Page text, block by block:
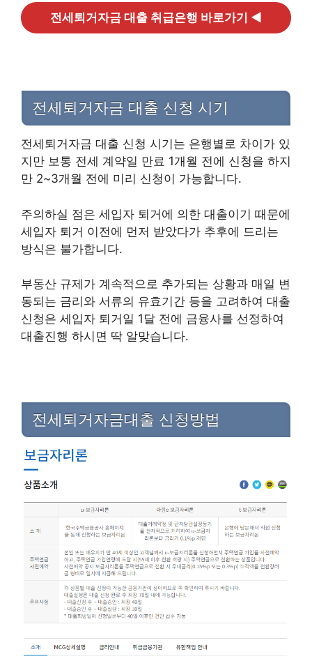
전세퇴거자금 대출 취급은행 바로가기 ◀
​전세퇴거자금 대출 신청 시기
전세퇴거자금 대출 신청 시기는 은행별로 차이가 있
지만 보통 전세 계약일 만료 1개월 전에 신청을 하지
만 2~3개월 전에 미리 신청이 가능합니다.
주의하실 점은 세입자 퇴거에 의한 대출이기 때문에
세입자 퇴거 이전에 먼저 받았다가 추후에 드리는
방식은 불가합니다.
부동산 규제가 계속적으로 추가되는 상황과 매일 변
동되는 금리와 서류의 유효기간 등을 고려하여 대출
신청은 세입자 퇴거일 1달 전에 금융사를 선정하여
대출진행 하시면 딱 알맞습니다.
전세퇴거자금대출 신청방법